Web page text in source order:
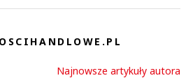
Najnowsze artykuły autora